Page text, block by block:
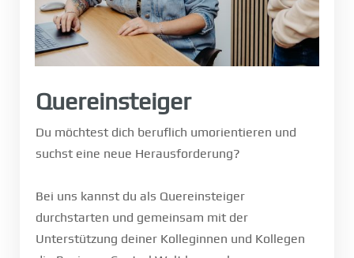
Quereinsteiger
Du möchtest dich beruflich umorientieren und
suchst eine neue Herausforderung?
Bei uns kannst du als Quereinsteiger
durchstarten und gemeinsam mit der
Unterstützung deiner Kolleginnen und Kollegen